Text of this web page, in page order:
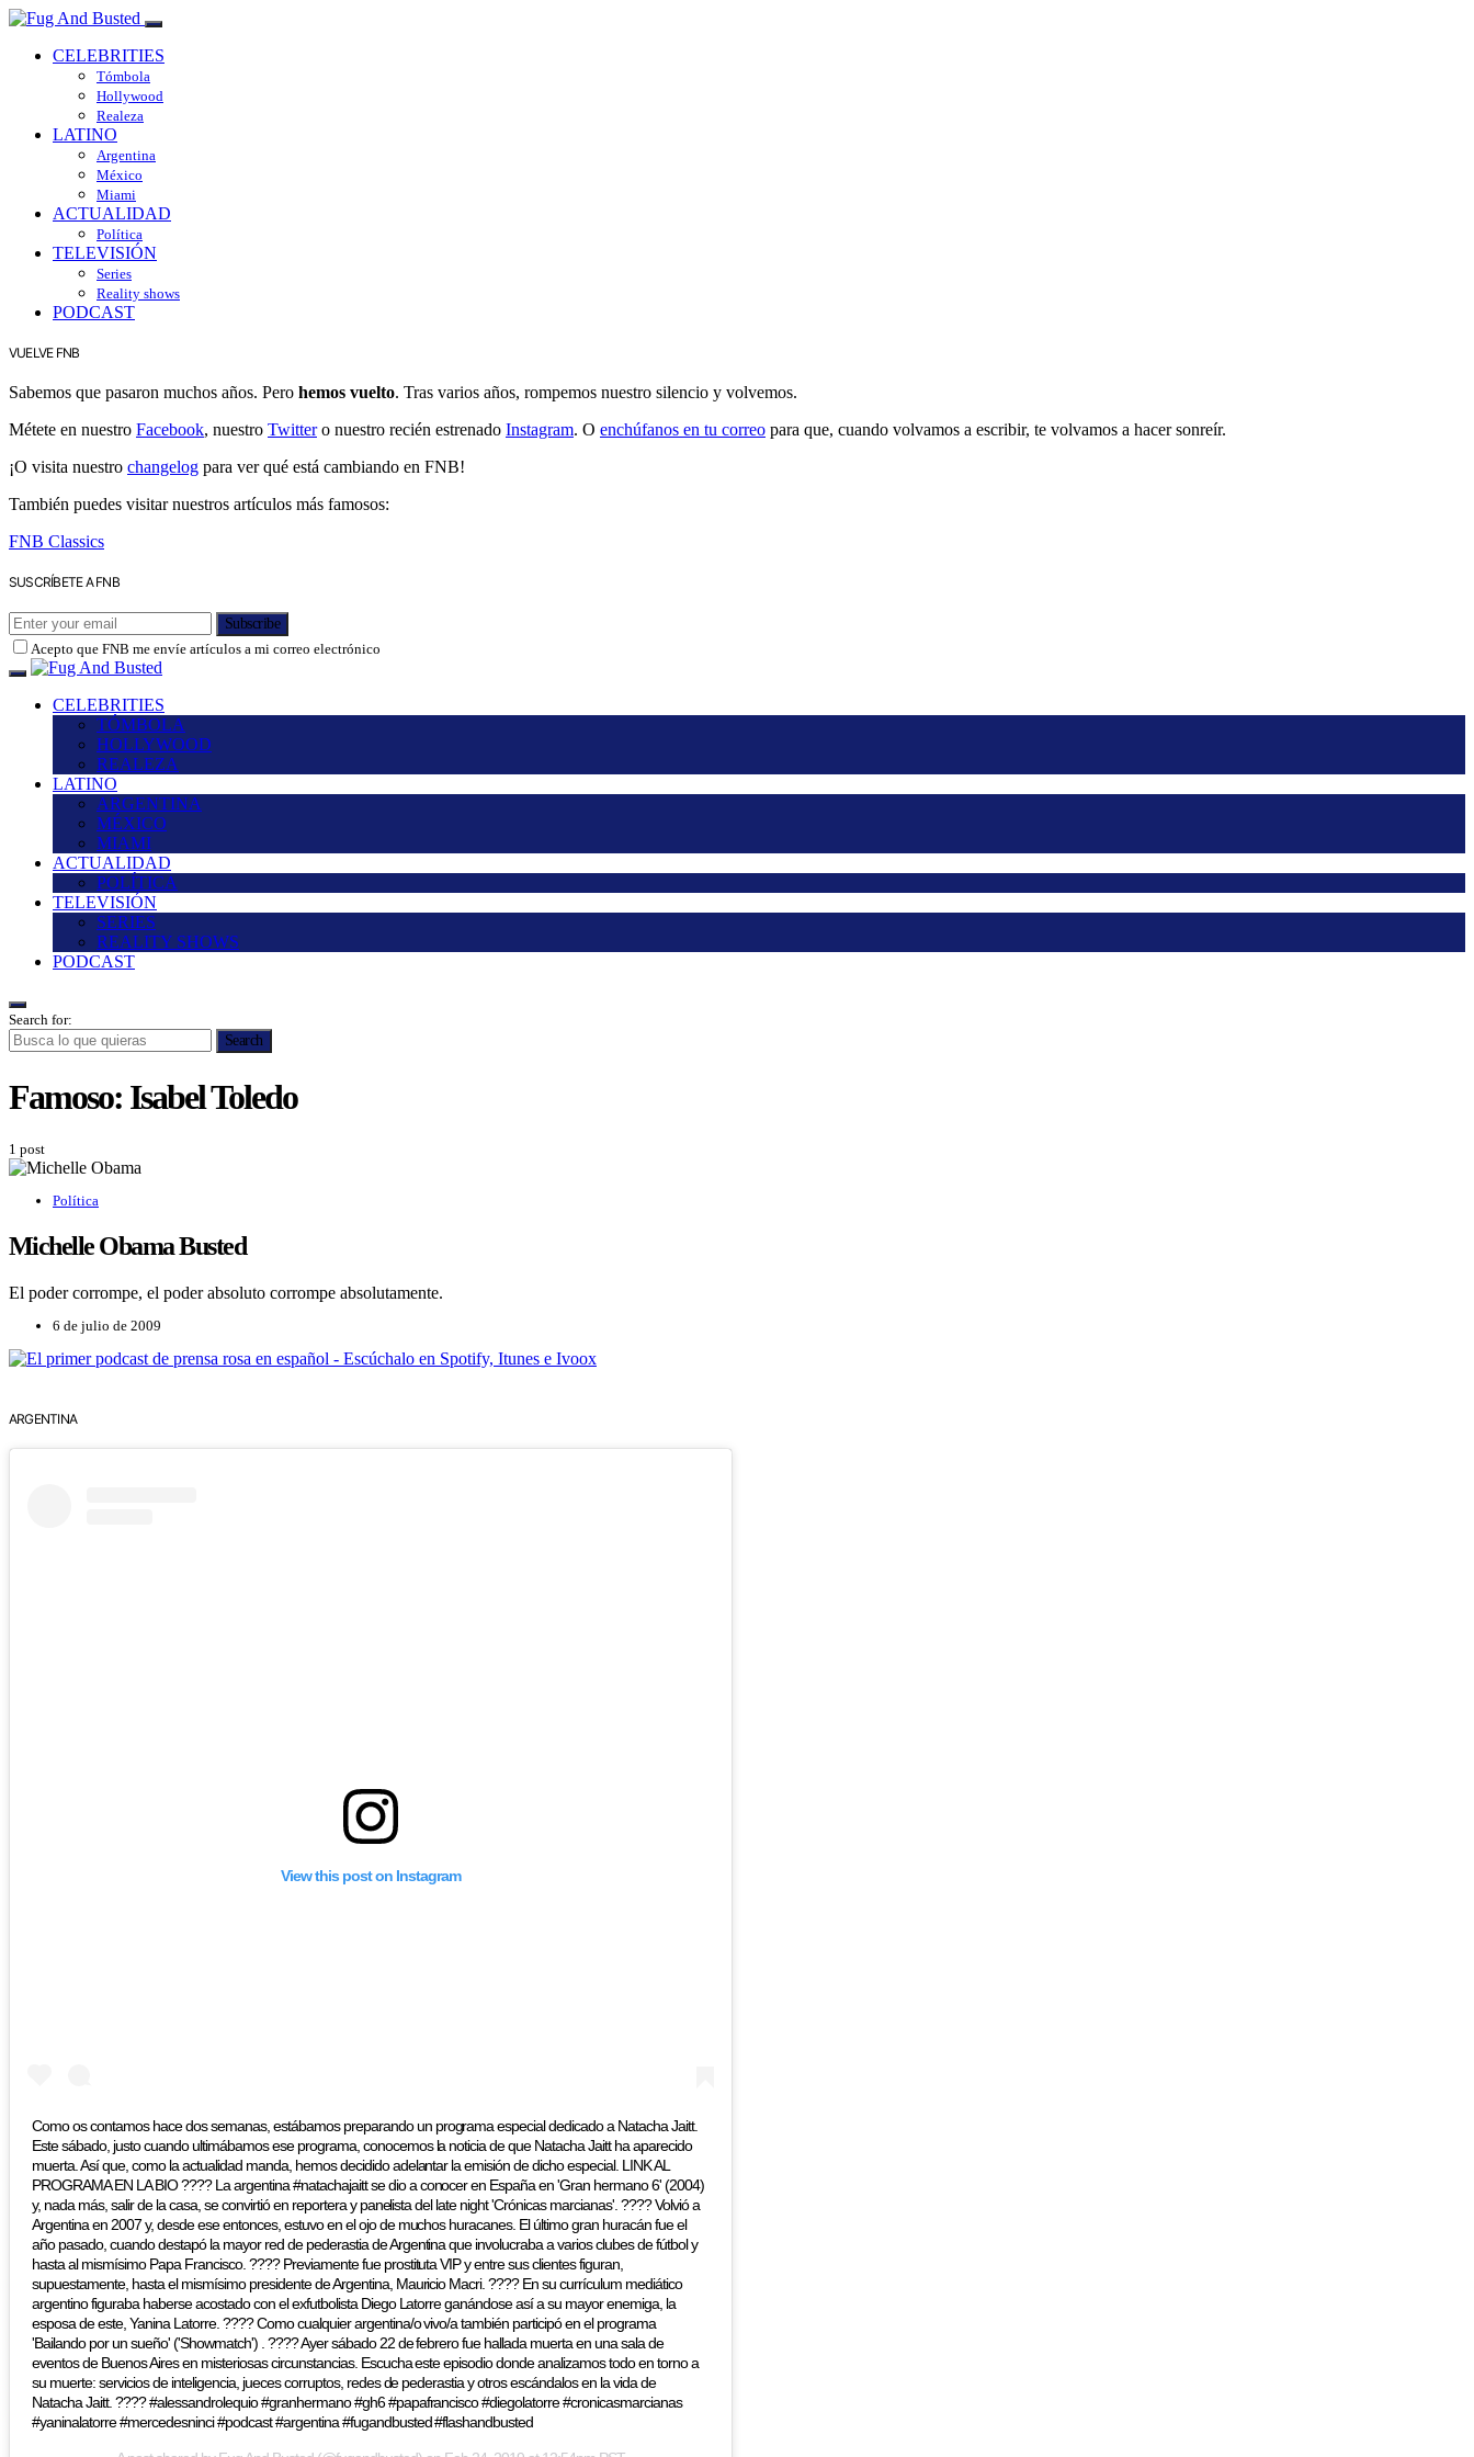
CELEBRITIES
Tómbola
Hollywood
Realeza
LATINO
Argentina
México
Miami
ACTUALIDAD
Política
TELEVISIÓN
Series
Reality shows
PODCAST
VUELVE FNB
Sabemos que pasaron muchos años. Pero hemos vuelto. Tras varios años, rompemos nuestro silencio y volvemos.
Métete en nuestro Facebook, nuestro Twittero nuestro recién estrenado Instagram. O enchúfanos en tu correo para que, cuando volvamos a escribir, te volvamos a hacer sonreír.
¡O visita nuestro changelog para ver qué está cambiando en FNB!
También puedes visitar nuestros artículos más famosos:
FNB Classics
SUSCRÍBETE A FNB
Subscribe
Acepto que FNB me envíe artículos a mi correo electrónico
CELEBRITIES
TÓMBOLA
HOLLYWOOD
REALEZA
LATINO
ARGENTINA
MÉXICO
MIAMI
ACTUALIDAD
POLÍTICA
TELEVISIÓN
SERIES
REALITY SHOWS
PODCAST
Search for:
Search
Famoso: Isabel Toledo
1 post
Política
Michelle Obama Busted
El poder corrompe, el poder absoluto corrompe absolutamente.
6 de julio de 2009
ARGENTINA
View this post on Instagram
Como os contamos hace dos semanas, estábamos preparando un programa especial dedicado a Natacha Jaitt.
Este sábado, justo cuando ultimábamos ese programa, conocemos la noticia de que Natacha Jaitt ha aparecido
muerta. Así que, como la actualidad manda, hemos decidido adelantar la emisión de dicho especial. LINK AL
PROGRAMA EN LA BIO ???? La argentina #natachajaitt se dio a conocer en España en 'Gran hermano 6' (2004)
y, nada más, salir de la casa, se convirtió en reportera y panelista del late night 'Crónicas marcianas'. ???? Volvió a
Argentina en 2007 y, desde ese entonces, estuvo en el ojo de muchos huracanes. El último gran huracán fue el
año pasado, cuando destapó la mayor red de pederastia de Argentina que involucraba a varios clubes de fútbol y
hasta al mismísimo Papa Francisco. ???? Previamente fue prostituta VIP y entre sus clientes figuran,
supuestamente, hasta el mismísimo presidente de Argentina, Mauricio Macri. ???? En su currículum mediático
argentino figuraba haberse acostado con el exfutbolista Diego Latorre ganándose así a su mayor enemiga, la
esposa de este, Yanina Latorre. ???? Como cualquier argentina/o vivo/a también participó en el programa
'Bailando por un sueño' ('Showmatch') . ???? Ayer sábado 22 de febrero fue hallada muerta en una sala de
eventos de Buenos Aires en misteriosas circunstancias. Escucha este episodio donde analizamos todo en torno a
su muerte: servicios de inteligencia, jueces corruptos, redes de pederastia y otros escándalos en la vida de
Natacha Jaitt. ???? #alessandrolequio #granhermano #gh6 #papafrancisco #diegolatorre #cronicasmarcianas
#yaninalatorre #mercedesninci #podcast #argentina #fugandbusted #flashandbusted